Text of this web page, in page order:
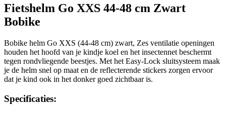
Fietshelm Go XXS 44-48 cm Zwart
Bobike
Bobike helm Go XXS (44-48 cm) zwart, Zes ventilatie openingen
houden het hoofd van je kindje koel en het insectennet beschermt
tegen rondvliegende beestjes. Met het Easy-Lock sluitsysteem maak
je de helm snel op maat en de reflecterende stickers zorgen ervoor
dat je kind ook in het donker goed zichtbaar is.
Specificaties: